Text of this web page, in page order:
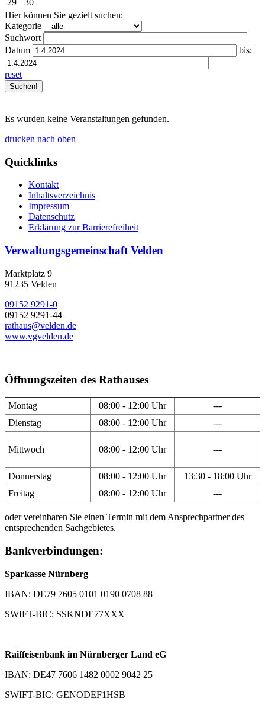
29
30
Hier können Sie gezielt suchen:
Kategorie
Suchwort
Datum
bis:
reset
Es wurden keine Veranstaltungen gefunden.
drucken nach oben
Quicklinks
Kontakt
Inhaltsverzeichnis
Impressum
Datenschutz
Erklärung zur Barrierefreiheit
Verwaltungsgemeinschaft Velden
Marktplatz 9
91235 Velden
09152 9291-0
09152 9291-44
rathaus@velden.de
www.vgvelden.de
Öffnungszeiten des Rathauses
Montag 08:00 - 12:00 Uhr
---
Dienstag
08:00 - 12:00 Uhr ---
Mittwoch 08:00 - 12:00 Uhr ---
Donnerstag 08:00 - 12:00 Uhr
13:30 - 18:00 Uhr
Freitag
08:00 - 12:00 Uhr ---
oder vereinbaren Sie einen Termin mit dem Ansprechpartner des
entsprechenden Sachgebietes.
Bankverbindungen:
Sparkasse Nürnberg
IBAN: DE79 7605 0101 0190 0708 88
SWIFT-BIC: SSKNDE77XXX
Raiffeisenbank im Nürnberger Land eG
IBAN: DE47 7606 1482 0002 9042 25
SWIFT-BIC: GENODEF1HSB